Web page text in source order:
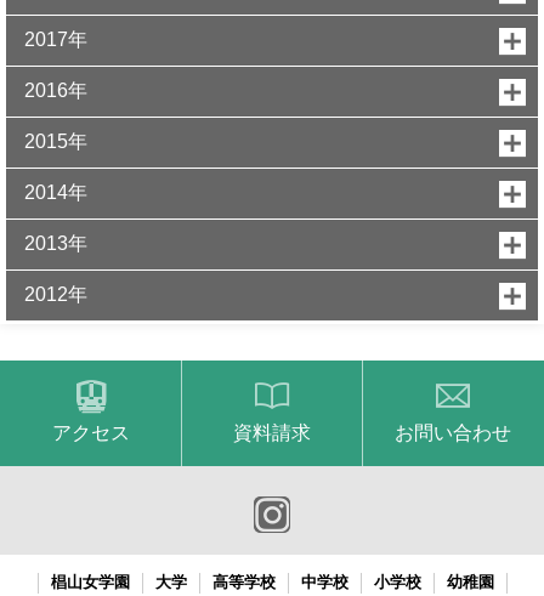
2017年
2016年
2015年
2014年
2013年
2012年
アクセス 資料請求 お問い合わせ
椙山女学園 大学 高等学校 中学校 小学校 幼稚園